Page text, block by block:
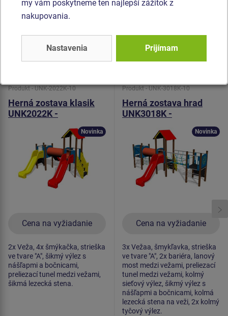
vyznačuje vysokou farebnou stálosťou a odolnosťou proti
UV žiareniu). Všetok spojovací materiál je pozinkovaný
Podobnýtovar
Produkt - UNK-2022K-10
Herná zostava klasik
UNK2022K -
Cena na vyžiadanie
Novinka
2x Veža, 4x šmýkačka, strieška
ve tvare "A", šikmý výlez s
nášľapmi a bočnicami,
preliezací tunel medzi vežami,
šikmá lezecká stena.
Produkt - UNK-3018K-10
Herná zostava hrad
UNK3018K -
Cena na vyžiadanie
Novinka
3x Vežaa, šmykľavka, strieška
ve tvare "A", 2x bariéra, lanový
most medzi vežami, preliezací
tunel medzi vežami, kolmý
sieťový výlez, šikmý výlez s
nášľapmi a bočnicami, kolmá
lezecká stena na veži, 2x kolmý
tyčový výlez.
my vám poskytneme ten najlepší zážitok z
nakupovania.
Nastavenia Prijímam